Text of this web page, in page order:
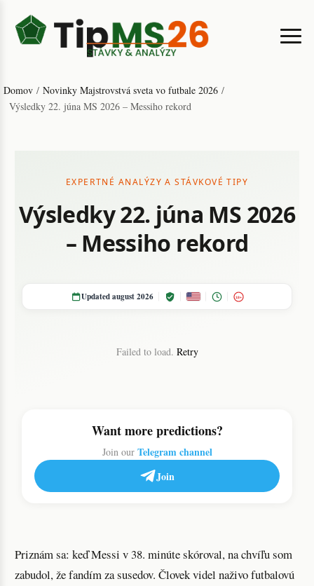
Domov / Novinky Majstrovstvá sveta vo futbale 2026 /
Výsledky 22. júna MS 2026 – Messiho rekord
EXPERTNÉ ANALÝZY A STÁVKOVÉ TIPY
Výsledky 22. júna MS 2026
– Messiho rekord
Updated august 2026 18+
Failed to load. Retry
Want more predictions?
Join our Telegram channel
Join
Priznám sa: keď Messi v 38. minúte skóroval, na chvíľu som
zabudol, že fandím za susedov. Človek videl naživo futbalovú